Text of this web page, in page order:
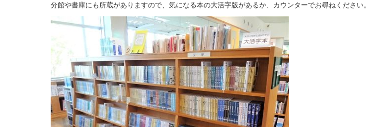
分館や書庫にも所蔵がありますので、気になる本の大活字版があるか、カウンターでお尋ねください。